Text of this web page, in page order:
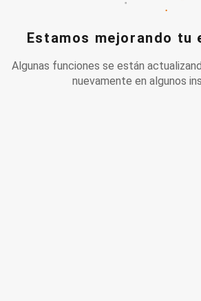
Estamos mejorando tu
Algunas funciones se están
nuevamente en algunos